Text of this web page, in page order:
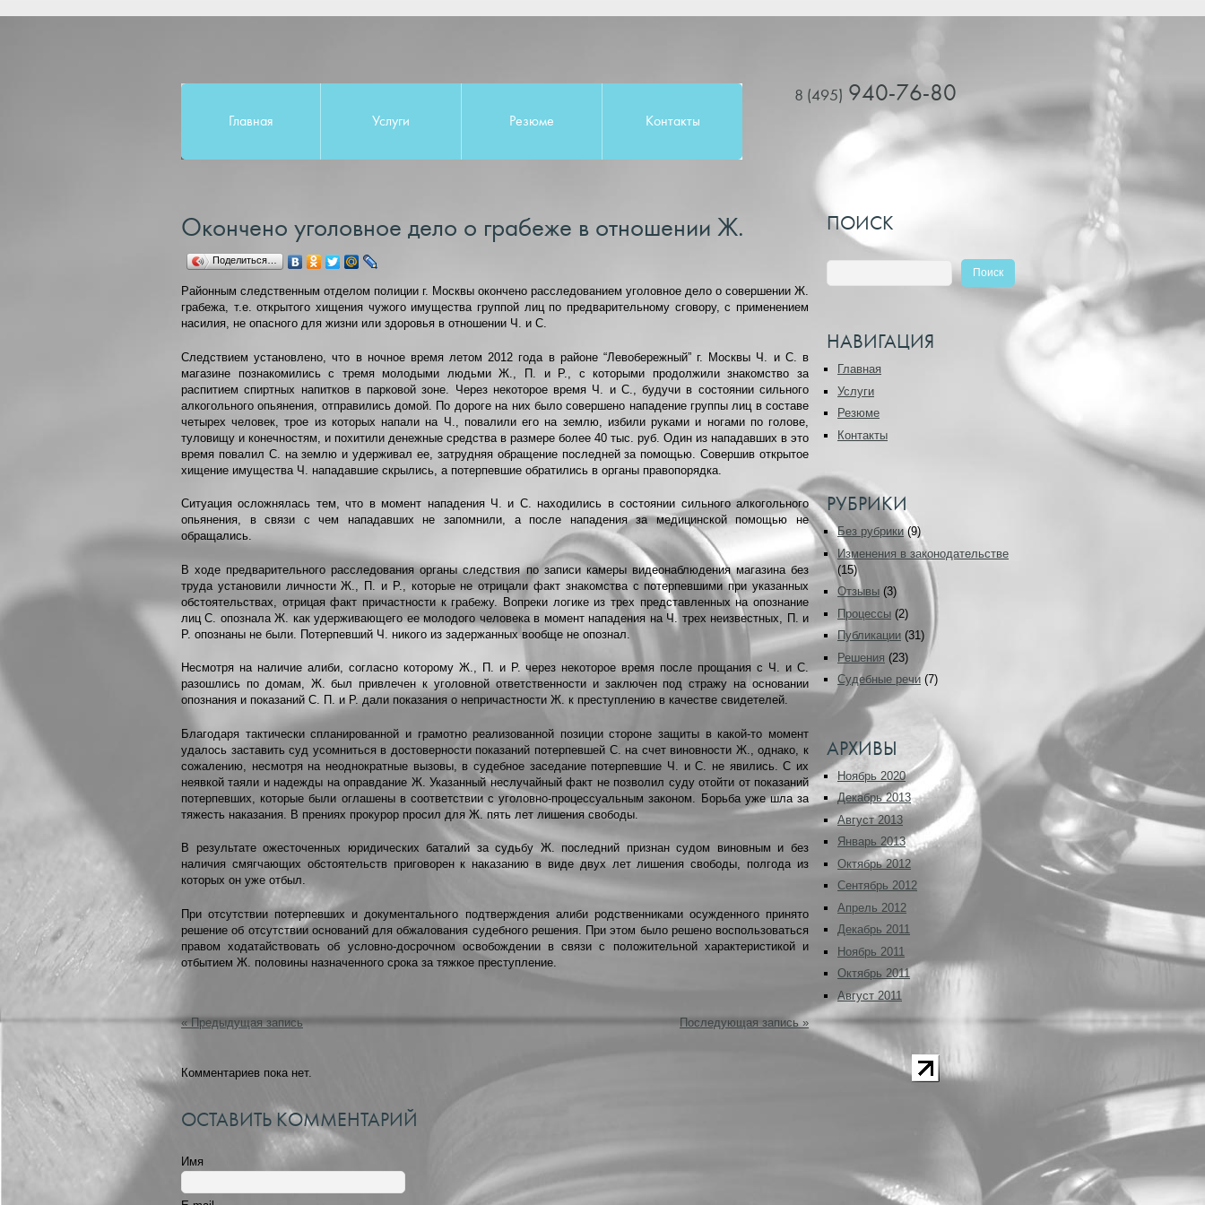
Главная Услуги Резюме Контакты
8 (495) 940-76-80
Окончено уголовное дело о грабеже в отношении Ж.
Поделиться…
Районным следственным отделом полиции г. Москвы окончено расследованием уголовное дело о совершении Ж.
грабежа, т.е. открытого хищения чужого имущества группой лиц по предварительному сговору, с применением
насилия, не опасного для жизни или здоровья в отношении Ч. и С.
Следствием установлено, что в ночное время летом 2012 года в районе “Левобережный” г. Москвы Ч. и С. в
магазине познакомились с тремя молодыми людьми Ж., П. и Р., с которыми продолжили знакомство за
распитием спиртных напитков в парковой зоне. Через некоторое время Ч. и С., будучи в состоянии сильного
алкогольного опьянения, отправились домой. По дороге на них было совершено нападение группы лиц в составе
четырех человек, трое из которых напали на Ч., повалили его на землю, избили руками и ногами по голове,
туловищу и конечностям, и похитили денежные средства в размере более 40 тыс. руб. Один из нападавших в это
время повалил С. на землю и удерживал ее, затрудняя обращение последней за помощью. Совершив открытое
хищение имущества Ч. нападавшие скрылись, а потерпевшие обратились в органы правопорядка.
Ситуация осложнялась тем, что в момент нападения Ч. и С. находились в состоянии сильного алкогольного
опьянения, в связи с чем нападавших не запомнили, а после нападения за медицинской помощью не
обращались.
В ходе предварительного расследования органы следствия по записи камеры видеонаблюдения магазина без
труда установили личности Ж., П. и Р., которые не отрицали факт знакомства с потерпевшими при указанных
обстоятельствах, отрицая факт причастности к грабежу. Вопреки логике из трех представленных на опознание
лиц С. опознала Ж. как удерживающего ее молодого человека в момент нападения на Ч. трех неизвестных, П. и
Р. опознаны не были. Потерпевший Ч. никого из задержанных вообще не опознал.
Несмотря на наличие алиби, согласно которому Ж., П. и Р. через некоторое время после прощания с Ч. и С.
разошлись по домам, Ж. был привлечен к уголовной ответственности и заключен под стражу на основании
опознания и показаний С. П. и Р. дали показания о непричастности Ж. к преступлению в качестве свидетелей.
Благодаря тактически спланированной и грамотно реализованной позиции стороне защиты в какой-то момент
удалось заставить суд усомниться в достоверности показаний потерпевшей С. на счет виновности Ж., однако, к
сожалению, несмотря на неоднократные вызовы, в судебное заседание потерпевшие Ч. и С. не явились. С их
неявкой таяли и надежды на оправдание Ж. Указанный неслучайный факт не позволил суду отойти от показаний
потерпевших, которые были оглашены в соответствии с уголовно-процессуальным законом. Борьба уже шла за
тяжесть наказания. В прениях прокурор просил для Ж. пять лет лишения свободы.
В результате ожесточенных юридических баталий за судьбу Ж. последний признан судом виновным и без
наличия смягчающих обстоятельств приговорен к наказанию в виде двух лет лишения свободы, полгода из
которых он уже отбыл.
При отсутствии потерпевших и документального подтверждения алиби родственниками осужденного принято
решение об отсутствии оснований для обжалования судебного решения. При этом было решено воспользоваться
правом ходатайствовать об условно-досрочном освобождении в связи с положительной характеристикой и
отбытием Ж. половины назначенного срока за тяжкое преступление.
« Предыдущая запись Последующая запись »
Комментариев пока нет.
ОСТАВИТЬ КОММЕНТАРИЙ
Имя
ПОИСК
НАВИГАЦИЯ
Главная
Услуги
Резюме
Контакты
РУБРИКИ
Без рубрики(9)
Изменения в законодательстве
(15)
Отзывы (3)
Процессы (2)
Публикации (31)
Решения (23)
Судебные речи (7)
АРХИВЫ
Ноябрь 2020
Декабрь 2013
Август 2013
Январь 2013
Октябрь 2012
Сентябрь 2012
Апрель 2012
Декабрь 2011
Ноябрь 2011
Октябрь 2011
Август 2011